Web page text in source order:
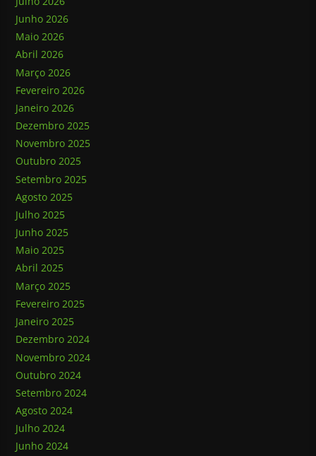
Junho 2026
Maio 2026
Abril 2026
Março 2026
Fevereiro 2026
Janeiro 2026
Dezembro 2025
Novembro 2025
Outubro 2025
Setembro 2025
Agosto 2025
Julho 2025
Junho 2025
Maio 2025
Abril 2025
Março 2025
Fevereiro 2025
Janeiro 2025
Dezembro 2024
Novembro 2024
Outubro 2024
Setembro 2024
Agosto 2024
Julho 2024
Junho 2024